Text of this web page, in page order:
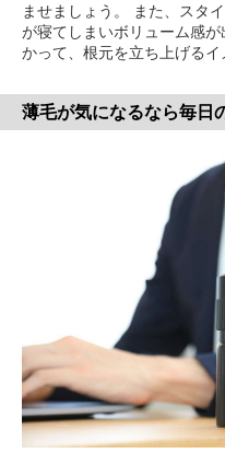
ませましょう。 また、スタ
が寝てしまいボリューム感
かって、根元を立ち上げるイ
薄毛が気になるなら毎日